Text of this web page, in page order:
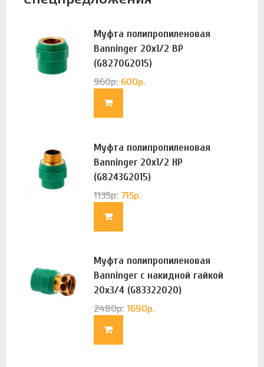
Муфта полипропиленовая
Banninger 20х1/2 ВР
(G8270G2015)
960р. 600р.
Муфта полипропиленовая
Banninger 20х1/2 НР
(G8243G2015)
1135р. 715р.
Муфта полипропиленовая
Banninger с накидной гайкой
20х3/4 (G83322020)
2480р. 1690р.